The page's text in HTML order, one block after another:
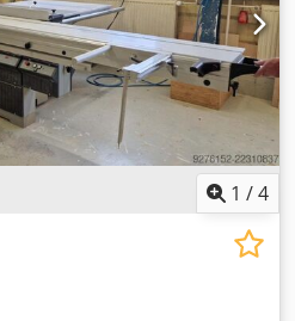
corte de 2 eixos – ajuste CNC
para anotações - Curso de
no cursor - Digital L – leitura
- Guia paralela CNC de
incluindo controlo remoto
1 /4